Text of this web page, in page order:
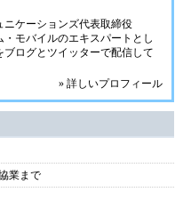
ニケーションズ代表取締役
モバイルのエキスパートとし
ログとツイッターで配信して
» 詳しいプロフィール
業まで